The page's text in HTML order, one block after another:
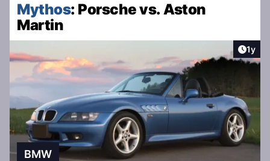
Mythos: Porsche vs. Aston
Martin
1y
BMW